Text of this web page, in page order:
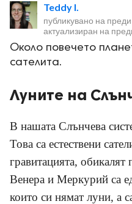
Teddy I.
публикувано на
актуализиран на
Около повечето
сателита.
Луните на
В нашата Слънчева
Това са естествени
гравитацията, обикалят
Венера и Меркурий са
които си нямат луни, а